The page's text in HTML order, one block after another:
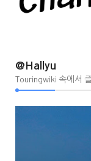
@Hallyu
Touringwiki 속에서